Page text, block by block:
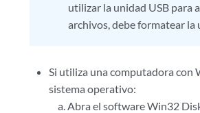
utilizar la unidad USB para
archivos, debe formatear la
Si utiliza una computadora con
sistema operativo:
Abra el software Win32